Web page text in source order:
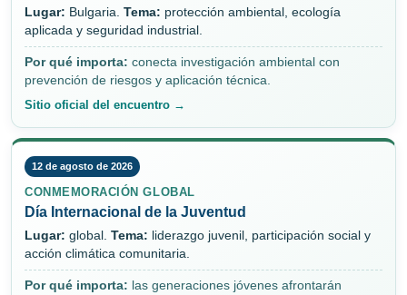
Lugar: Bulgaria. Tema: protección ambiental, ecología
aplicada y seguridad industrial.
Por qué importa: conecta investigación ambiental con
prevención de riesgos y aplicación técnica.
Sitio oficial del encuentro →
12 de agosto de 2026
CONMEMORACIÓN GLOBAL
Día Internacional de la Juventud
Lugar: global. Tema: liderazgo juvenil, participación social y
acción climática comunitaria.
Por qué importa: las generaciones jóvenes afrontarán